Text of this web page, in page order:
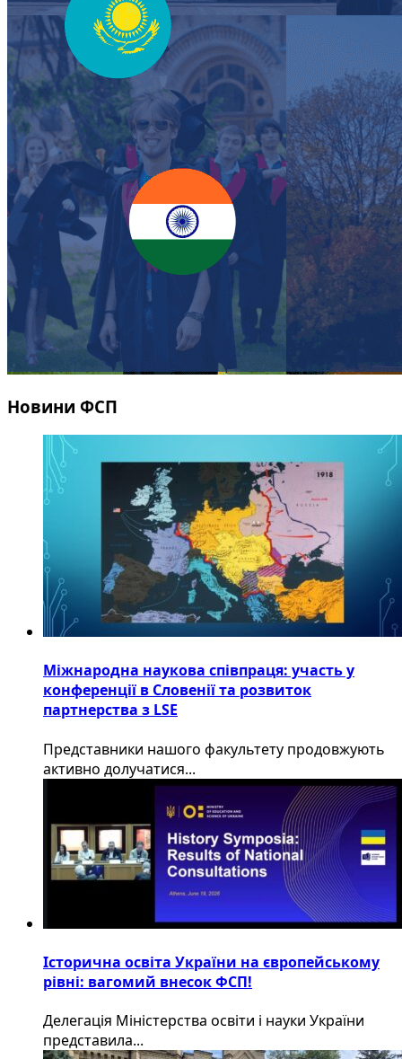
Новини ФСП
Міжнародна наукова співпраця: участь у
конференції в Словенії та розвиток
партнерства з LSE
​Представники нашого факультету продовжують
активно долучатися...
Історична освіта України на європейському
рівні: вагомий внесок ФСП!
Делегація Міністерства освіти і науки України
представила...